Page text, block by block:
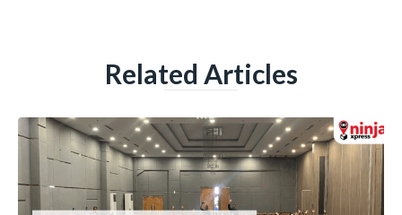
Related Articles